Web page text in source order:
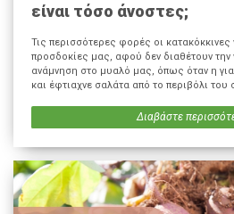
είναι τόσο άνοστες;
Τις περισσότερες φορές οι
προσδοκίες μας, αφού δεν διαθέτουν
ανάμνηση στο μυαλό μας, όπως όταν η
και έφτιαχνε σαλάτα από το περιβόλι του
Διαβάστε